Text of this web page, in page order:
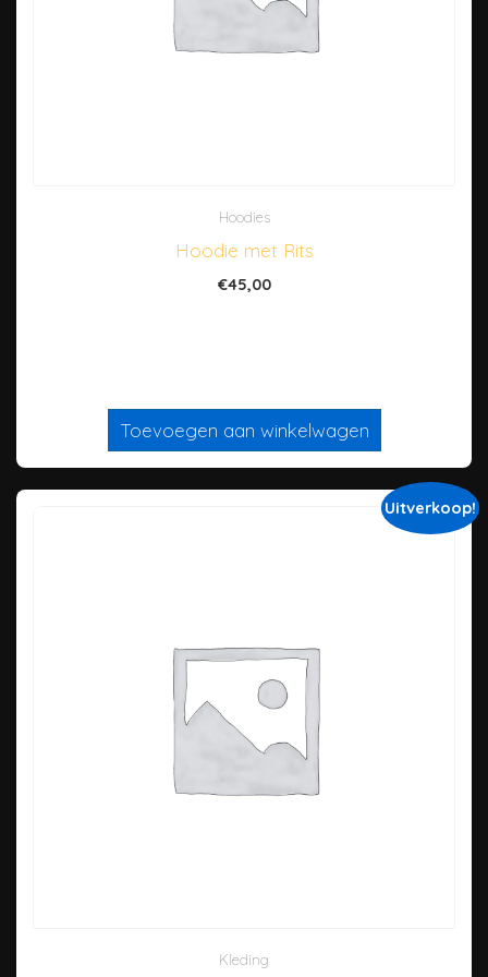
Hoodies
Hoodie met Rits
€45,00
Toevoegen aan winkelwagen
Uitverkoop!
Kleding